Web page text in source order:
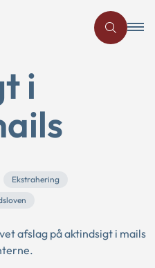
i
Ekstrahering
afslag på aktindsigt i mails